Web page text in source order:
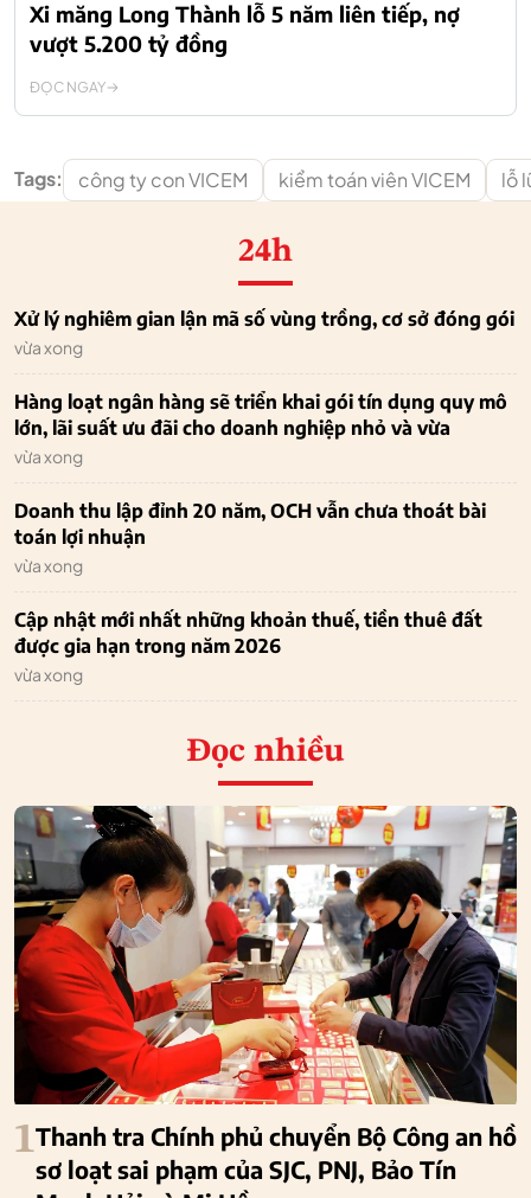
Xi măng Long Thành lỗ 5 năm liên tiếp, nợ
vượt 5.200 tỷ đồng
ĐỌC NGAY
Tags: công ty con VICEM kiểm toán viên VICEM lỗ
24h
Xử lý nghiêm gian lận mã số vùng trồng, cơ sở đóng gói
vừa xong
Hàng loạt ngân hàng sẽ triển khai gói tín dụng quy mô
lớn, lãi suất ưu đãi cho doanh nghiệp nhỏ và vừa
vừa xong
Doanh thu lập đỉnh 20 năm, OCH vẫn chưa thoát bài
toán lợi nhuận
vừa xong
Cập nhật mới nhất những khoản thuế, tiền thuê đất
được gia hạn trong năm 2026
vừa xong
Đọc nhiều
1Thanh tra Chính phủ chuyển Bộ Công an hồ
sơ loạt sai phạm của SJC, PNJ, Bảo Tín